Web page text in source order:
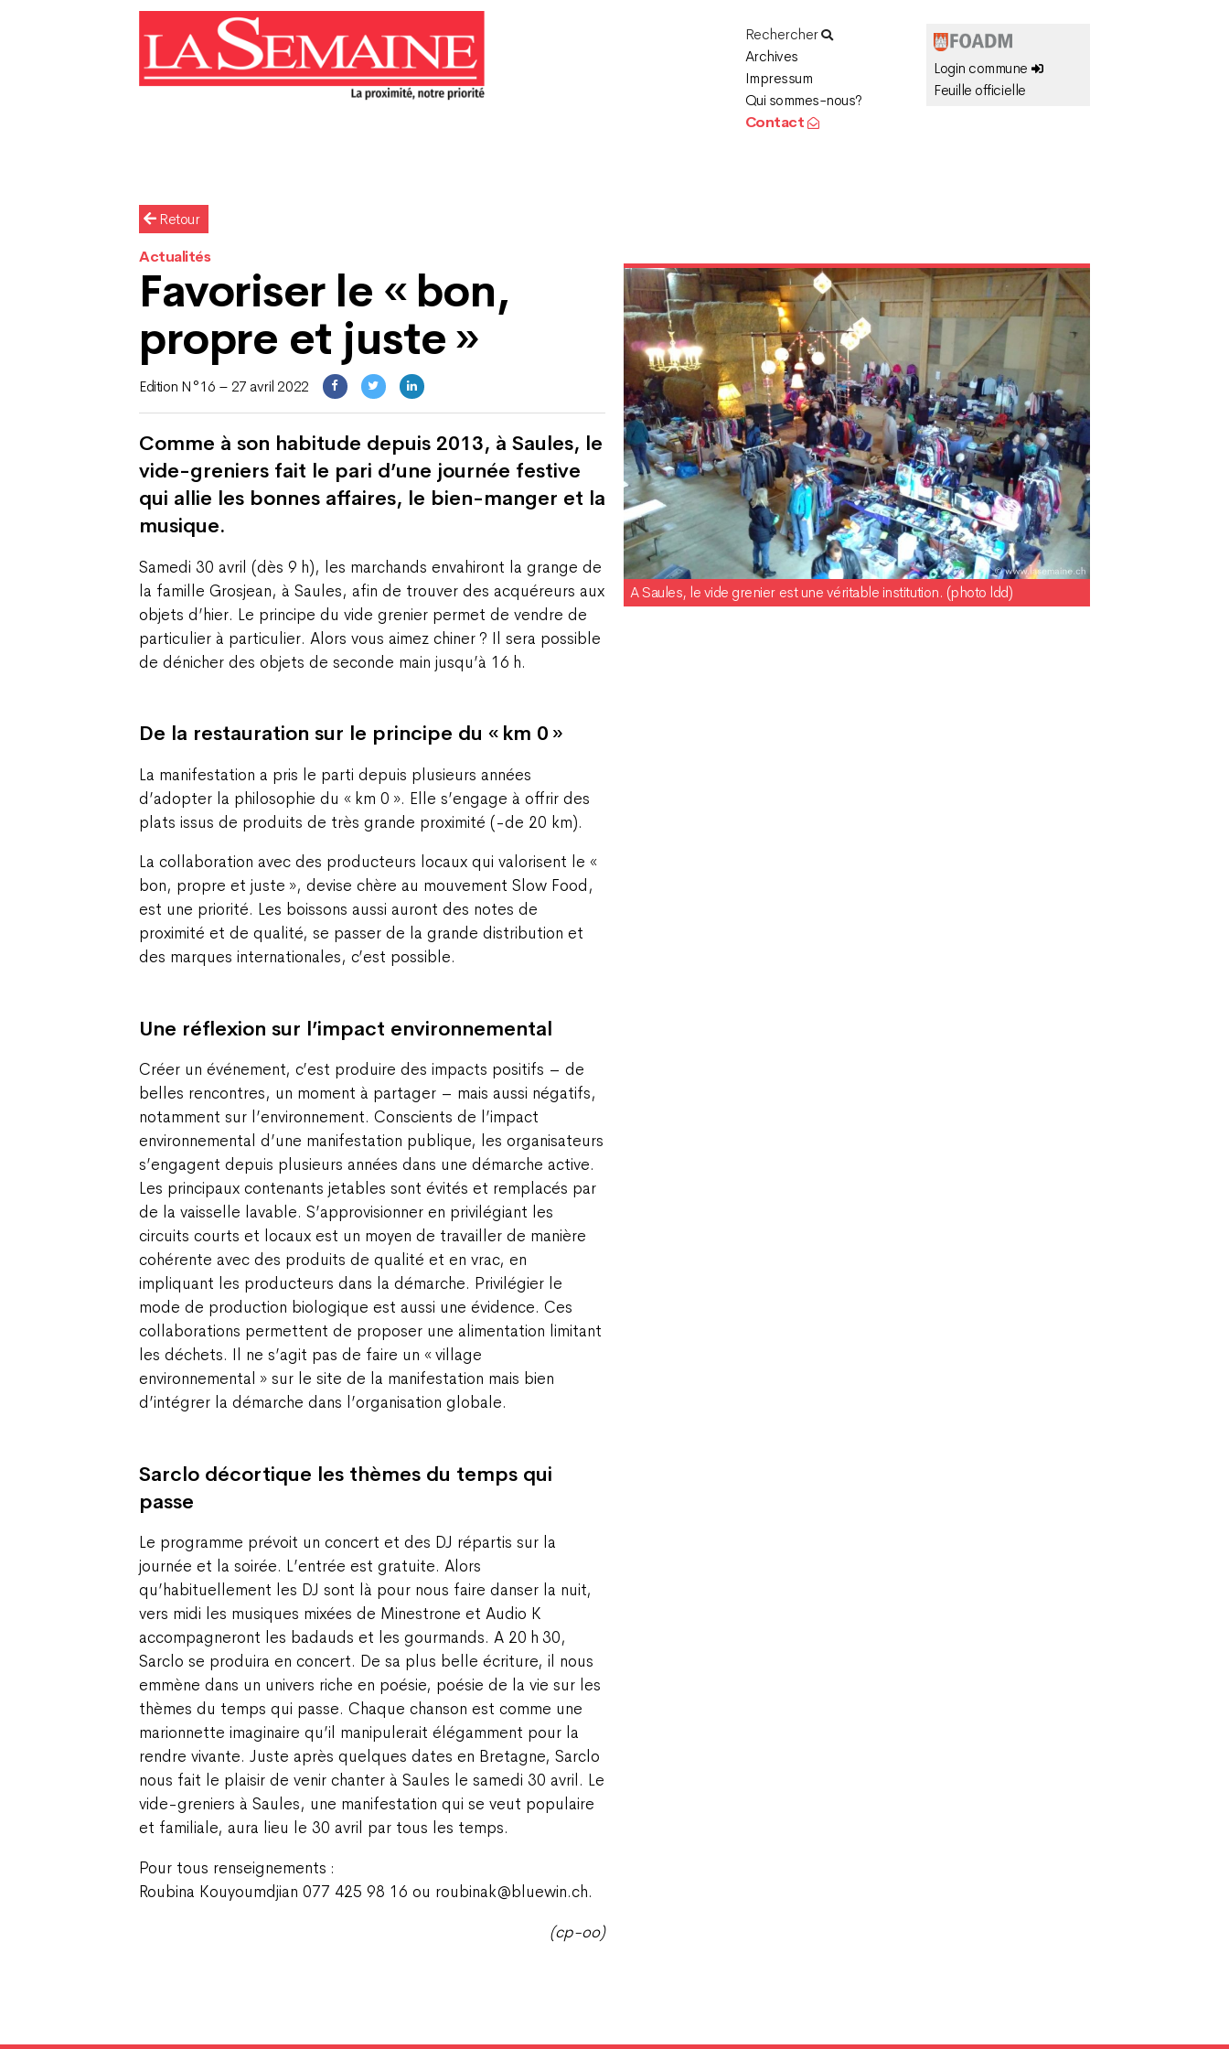
Rechercher
Archives
Impressum
Qui sommes-nous?
Contact
Login commune
Feuille officielle
Retour
Actualités
Favoriser le « bon,
propre et juste »
Edition N°16 – 27 avril 2022
Comme à son habitude depuis 2013, à Saules, le
vide-greniers fait le pari d’une journée festive
qui allie les bonnes affaires, le bien-manger et la
musique.
Samedi 30 avril (dès 9 h), les marchands envahiront la grange de
la famille Grosjean, à Saules, afin de trouver des acquéreurs aux
objets d’hier. Le principe du vide grenier permet de vendre de
particulier à particulier. Alors vous aimez chiner ? Il sera possible
de dénicher des objets de seconde main jusqu’à 16 h.
De la restauration sur le principe du « km 0 »
La manifestation a pris le parti depuis plusieurs années
d’adopter la philosophie du « km 0 ». Elle s’engage à offrir des
plats issus de produits de très grande proximité (-de 20 km).
La collaboration avec des producteurs locaux qui valorisent le «
bon, propre et juste », devise chère au mouvement Slow Food,
est une priorité. Les boissons aussi auront des notes de
proximité et de qualité, se passer de la grande distribution et
des marques internationales, c’est possible.
Une réflexion sur l’impact environnemental
Créer un événement, c’est produire des impacts positifs – de
belles rencontres, un moment à partager – mais aussi négatifs,
notamment sur l’environnement. Conscients de l’impact
environnemental d’une manifestation publique, les organisateurs
s’engagent depuis plusieurs années dans une démarche active.
Les principaux contenants jetables sont évités et remplacés par
de la vaisselle lavable. S’approvisionner en privilégiant les
circuits courts et locaux est un moyen de travailler de manière
cohérente avec des produits de qualité et en vrac, en
impliquant les producteurs dans la démarche. Privilégier le
mode de production biologique est aussi une évidence. Ces
collaborations permettent de proposer une alimentation limitant
les déchets. Il ne s’agit pas de faire un « village
environnemental » sur le site de la manifestation mais bien
d’intégrer la démarche dans l’organisation globale.
Sarclo décortique les thèmes du temps qui
passe
Le programme prévoit un concert et des DJ répartis sur la
journée et la soirée. L’entrée est gratuite. Alors
qu’habituellement les DJ sont là pour nous faire danser la nuit,
vers midi les musiques mixées de Minestrone et Audio K
accompagneront les badauds et les gourmands. A 20 h 30,
Sarclo se produira en concert. De sa plus belle écriture, il nous
emmène dans un univers riche en poésie, poésie de la vie sur les
thèmes du temps qui passe. Chaque chanson est comme une
marionnette imaginaire qu’il manipulerait élégamment pour la
rendre vivante. Juste après quelques dates en Bretagne, Sarclo
nous fait le plaisir de venir chanter à Saules le samedi 30 avril. Le
vide-greniers à Saules, une manifestation qui se veut populaire
et familiale, aura lieu le 30 avril par tous les temps.
Pour tous renseignements :
Roubina Kouyoumdjian 077 425 98 16 ou roubinak@bluewin.ch.
(cp-oo)
A Saules, le vide grenier est une véritable institution. (photo ldd)